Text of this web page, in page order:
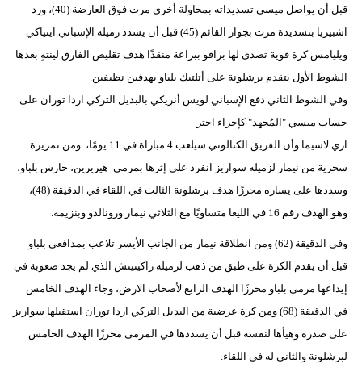
قبل أن يواصل ميسي تسديداته بمحاولة أخرى مرت فوق العارضة (40)، ورد
اشبيريا بتسديدة مرت بجوار القائم (45) قبل أن يسدد زميله الإسباني اينياكي
ويليامس كرة قوية تصدى لها برافو ببراعة منقذًا هدف تقليص الفارق لينتهِ بعدها
الشوط الأول بتقدم برشلونة على أتلتيك بلباو بهدفين نظيفين.
وفي الشوط الثاني دفع الإسباني لويس أنريكي بالبديل التركي اردا توران على
حساب ميسي "المُجهد" كإجراء احتر
ازي لاسيما وأن الفريق الكتالوني سيلعب 4 مباراة في 11 يومًا، ومن تمريرة
سحرية من نيمار لزميله سواريز انفرد على إثرها بمرمى هيريرين، حارس بلباو،
وسددها على يساره محرزًا هدف برشلونة الثالث في اللقاء في الدقيقة (48)،
وهو الهدف رقم 16 في الليغا متساويًا مع الثلاثي نيمار ورونالدو وبنزيمة.
وفي الدقيقة (62) ومن انطلاقة نيمار من الجانب الأيسر تلاعب بمدافعي بلباو
قبل أن يقدم الكرة على طبق من ذهب لزميله راكيتيتش الذي لم يجد صعوبة في
إيداعها مرمى بلباو محرزًا الهدف الرابع لأصحاب الارض، وجاء الهدف الخامس
في الدقيقة (68) ومن كرة عرضية من البديل التركي اردا توران استقبلها سواريز
على صدره وهيأها لنفسه قبل أن يسددها في المرمى محرزًا الهدف الخامس
لبرشلونة والثاني له في اللقاء.